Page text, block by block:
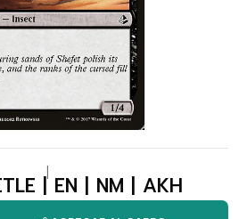
| EN | NM | AKH